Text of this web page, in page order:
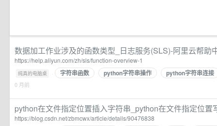
数据加工作业涉及的函数类型_日志服务(SLS)-阿里云帮助
https://help.aliyun.com/zh/sls/function-overview-1
纯真的电脑桌 · 字符串函数 python字符串操作 python字符串连接
0 月前
python在文件指定位置插入字符串_python在文件指定位置
https://blog.csdn.net/zbmcwx/article/details/90476838